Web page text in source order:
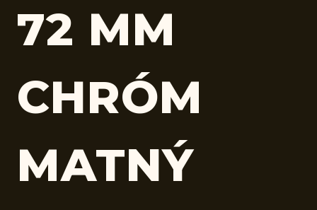
72 MM
CHRÓM
MATNÝ